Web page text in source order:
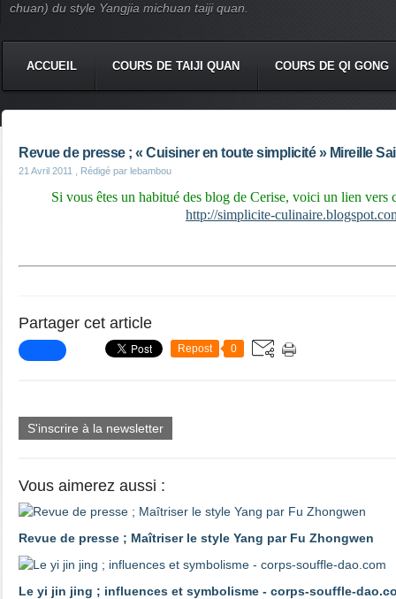
chuan) du style Yangjia michuan taiji quan.
ACCUEIL COURS DE TAIJI QUAN COURS DE QI GONG
Revue de presse ; « Cuisiner en toute simplicité » Mireille
21 Avril 2011 , Rédigé par lebambou
Si vous êtes un habitué des blog de Cerise, voici un lien vers
http://simplicite-
Partager cet article
Repost 0
S'inscrire à la newsletter
Vous aimerez aussi :
Revue de presse ; Maîtriser le style Yang par Fu Zhongwen
Le yi jin jing ; influences et symbolisme - corps-souffle-